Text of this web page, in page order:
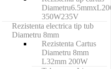
350W235V
Rezistenta electrica tip tub
Diametru 8mm
Rezistenta Cartus
Diametru 8mm
L32mm 200W